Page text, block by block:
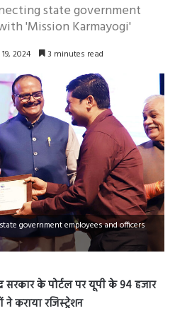
state government
'Mission Karmayogi'
2024 3 minutes read
government employees and officers
सरकार के पोर्टल पर यूपी के 94 हजार
ने कराया रजिस्ट्रेशन